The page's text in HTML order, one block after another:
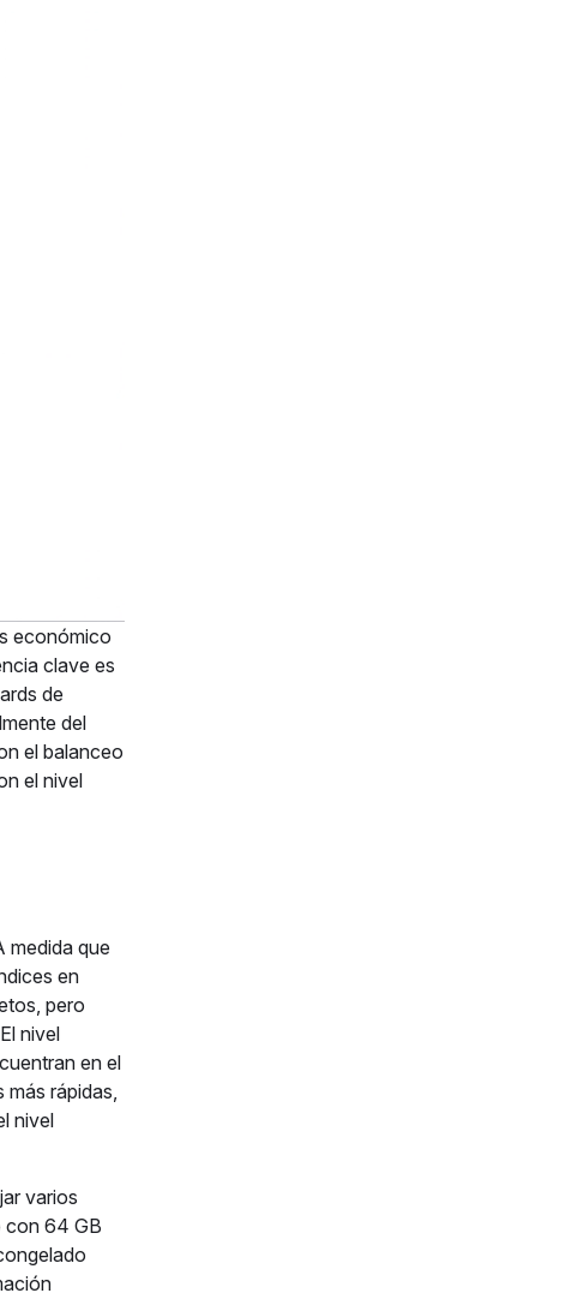
económico
clave es
de
del
el balanceo
el nivel
medida que
en
pero
nivel
en el
rápidas,
nivel
varios
con 64 GB